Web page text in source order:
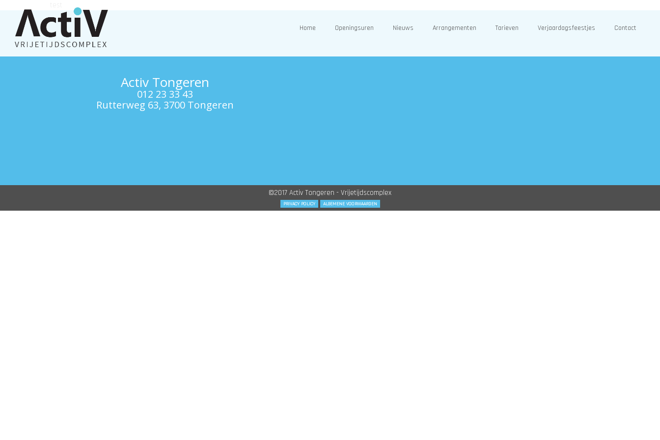
Home Openingsuren Nieuws Arrangementen Tarieven Verjaardagsfeestjes Contact
Activ Tongeren
012 23 33 43
Rutterweg 63, 3700 Tongeren
©2017 Activ Tongeren - Vrijetijdscomplex
PRIVACY POLICY ALGEMENE VOORWAARDEN